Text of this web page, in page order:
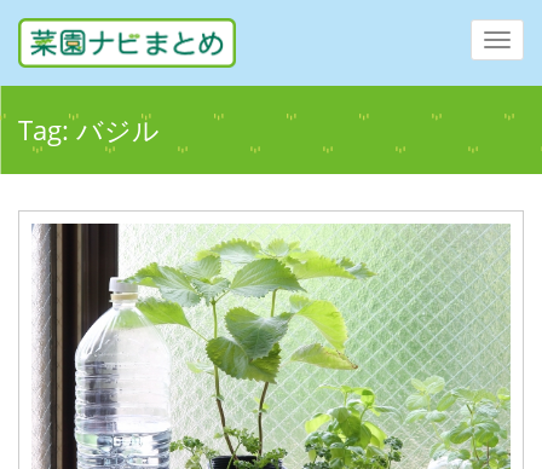
Tag:バジル